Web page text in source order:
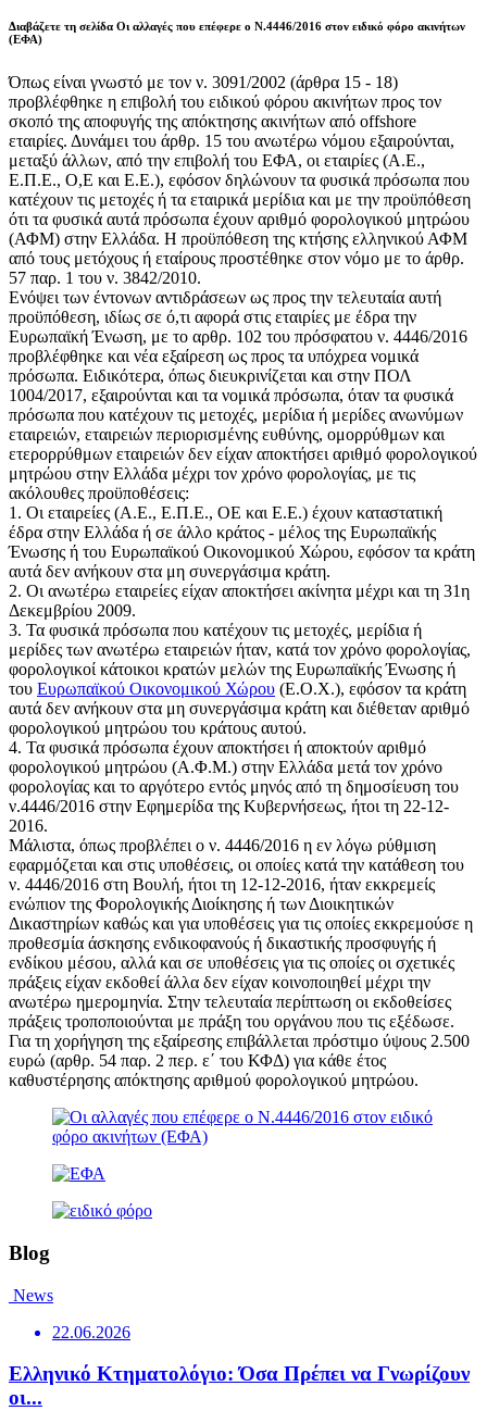
Διαβάζετε τη σελίδα Οι αλλαγές που επέφερε ο Ν.4446/2016 στον ειδικό φόρο ακινήτων
(ΕΦΑ)
Όπως είναι γνωστό με τον ν. 3091/2002 (άρθρα 15 - 18)
προβλέφθηκε η επιβολή του ειδικού φόρου ακινήτων προς τον
σκοπό της αποφυγής της απόκτησης ακινήτων από offshore
εταιρίες. Δυνάμει του άρθρ. 15 του ανωτέρω νόμου εξαιρούνται,
μεταξύ άλλων, από την επιβολή του ΕΦΑ, οι εταιρίες (Α.Ε.,
Ε.Π.Ε., Ο,Ε και Ε.Ε.), εφόσον δηλώνουν τα φυσικά πρόσωπα που
κατέχουν τις μετοχές ή τα εταιρικά μερίδια και με την προϋπόθεση
ότι τα φυσικά αυτά πρόσωπα έχουν αριθμό φορολογικού μητρώου
(ΑΦΜ) στην Ελλάδα. Η προϋπόθεση της κτήσης ελληνικού ΑΦΜ
από τους μετόχους ή εταίρους προστέθηκε στον νόμο με το άρθρ.
57 παρ. 1 του ν. 3842/2010.
Ενόψει των έντονων αντιδράσεων ως προς την τελευταία αυτή
προϋπόθεση, ιδίως σε ό,τι αφορά στις εταιρίες με έδρα την
Ευρωπαϊκή Ένωση, με το αρθρ. 102 του πρόσφατου ν. 4446/2016
προβλέφθηκε και νέα εξαίρεση ως προς τα υπόχρεα νομικά
πρόσωπα. Ειδικότερα, όπως διευκρινίζεται και στην ΠΟΛ
1004/2017, εξαιρούνται και τα νομικά πρόσωπα, όταν τα φυσικά
πρόσωπα που κατέχουν τις μετοχές, μερίδια ή μερίδες ανωνύμων
εταιρειών, εταιρειών περιορισμένης ευθύνης, ομορρύθμων και
ετερορρύθμων εταιρειών δεν είχαν αποκτήσει αριθμό φορολογικού
μητρώου στην Ελλάδα μέχρι τον χρόνο φορολογίας, με τις
ακόλουθες προϋποθέσεις:
1. Οι εταιρείες (Α.Ε., Ε.Π.Ε., ΟΕ και Ε.Ε.) έχουν καταστατική
έδρα στην Ελλάδα ή σε άλλο κράτος - μέλος της Ευρωπαϊκής
Ένωσης ή του Ευρωπαϊκού Οικονομικού Χώρου, εφόσον τα κράτη
αυτά δεν ανήκουν στα μη συνεργάσιμα κράτη.
2. Οι ανωτέρω εταιρείες είχαν αποκτήσει ακίνητα μέχρι και τη 31η
Δεκεμβρίου 2009.
3. Τα φυσικά πρόσωπα που κατέχουν τις μετοχές, μερίδια ή
μερίδες των ανωτέρω εταιρειών ήταν, κατά τον χρόνο φορολογίας,
φορολογικοί κάτοικοι κρατών μελών της Ευρωπαϊκής Ένωσης ή
του Ευρωπαϊκού Οικονομικού Χώρου (Ε.Ο.Χ.), εφόσον τα κράτη
αυτά δεν ανήκουν στα μη συνεργάσιμα κράτη και διέθεταν αριθμό
φορολογικού μητρώου του κράτους αυτού.
4. Τα φυσικά πρόσωπα έχουν αποκτήσει ή αποκτούν αριθμό
φορολογικού μητρώου (Α.Φ.Μ.) στην Ελλάδα μετά τον χρόνο
φορολογίας και το αργότερο εντός μηνός από τη δημοσίευση του
ν.4446/2016 στην Εφημερίδα της Κυβερνήσεως, ήτοι τη 22-12-
2016.
Μάλιστα, όπως προβλέπει ο ν. 4446/2016 η εν λόγω ρύθμιση
εφαρμόζεται και στις υποθέσεις, οι οποίες κατά την κατάθεση του
ν. 4446/2016 στη Βουλή, ήτοι τη 12-12-2016, ήταν εκκρεμείς
ενώπιον της Φορολογικής Διοίκησης ή των Διοικητικών
Δικαστηρίων καθώς και για υποθέσεις για τις οποίες εκκρεμούσε η
προθεσμία άσκησης ενδικοφανούς ή δικαστικής προσφυγής ή
ενδίκου μέσου, αλλά και σε υποθέσεις για τις οποίες οι σχετικές
πράξεις είχαν εκδοθεί άλλα δεν είχαν κοινοποιηθεί μέχρι την
ανωτέρω ημερομηνία. Στην τελευταία περίπτωση οι εκδοθείσες
πράξεις τροποποιούνται με πράξη του οργάνου που τις εξέδωσε.
Για τη χορήγηση της εξαίρεσης επιβάλλεται πρόστιμο ύψους 2.500
ευρώ (αρθρ. 54 παρ. 2 περ. ε΄ του ΚΦΔ) για κάθε έτος
καθυστέρησης απόκτησης αριθμού φορολογικού μητρώου.
Blog
News
22.06.2026
Ελληνικό Κτηματολόγιο: Όσα Πρέπει να Γνωρίζουν
οι...